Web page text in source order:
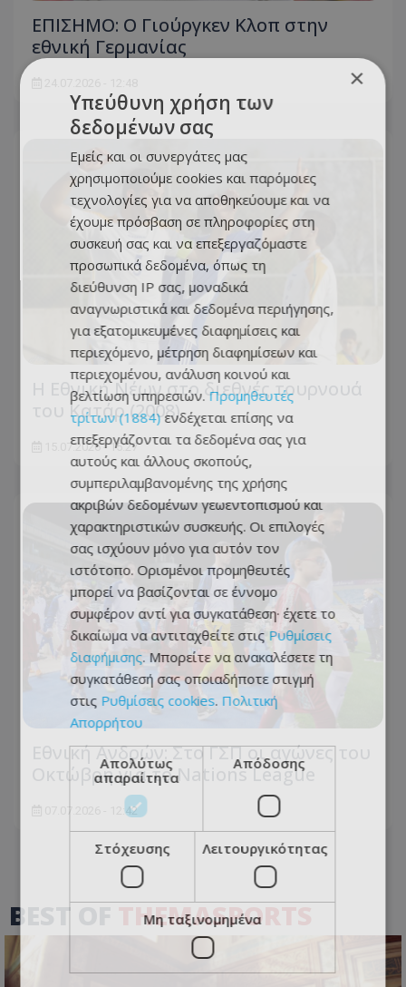
ΕΠΙΣΗΜΟ: Ο Γιούργκεν Κλοπ στην
εθνική Γερμανίας
Η Εθνική Νέων στο διεθνές τουρνουά
του Κατάρ (2008)
15.07.2026 - 15:27
Εθνική Ανδρών: Στο ΓΣΠ οι αγώνες του
Οκτώβρη για το Nations League
07.07.2026 - 12:42
BEST OFTHEMASPORTS
×
Υπεύθυνη χρήση των
δεδομένων σας
Εμείς και οι συνεργάτες μας
χρησιμοποιούμε cookies και παρόμοιες
τεχνολογίες για να αποθηκεύουμε και να
έχουμε πρόσβαση σε πληροφορίες στη
συσκευή σας και να επεξεργαζόμαστε
προσωπικά δεδομένα, όπως τη
διεύθυνση IP σας, μοναδικά
αναγνωριστικά και δεδομένα περιήγησης,
για εξατομικευμένες διαφημίσεις και
περιεχόμενο, μέτρηση διαφημίσεων και
περιεχομένου, ανάλυση κοινού και
βελτίωση υπηρεσιών. Προμηθευτές
τρίτων (1884) ενδέχεται επίσης να
επεξεργάζονται τα δεδομένα σας για
αυτούς και άλλους σκοπούς,
συμπεριλαμβανομένης της χρήσης
ακριβών δεδομένων γεωεντοπισμού και
χαρακτηριστικών συσκευής. Οι επιλογές
σας ισχύουν μόνο για αυτόν τον
ιστότοπο. Ορισμένοι προμηθευτές
μπορεί να βασίζονται σε έννομο
συμφέρον αντί για συγκατάθεση· έχετε το
δικαίωμα να αντιταχθείτε στις Ρυθμίσεις
διαφήμισης. Μπορείτε να ανακαλέσετε τη
συγκατάθεσή σας οποιαδήποτε στιγμή
στις Ρυθμίσεις cookies. Πολιτική
Απορρήτου
Απολύτως
απαραίτητα
Απόδοσης
Στόχευσης Λειτουργικότητας
Μη ταξινομημένα